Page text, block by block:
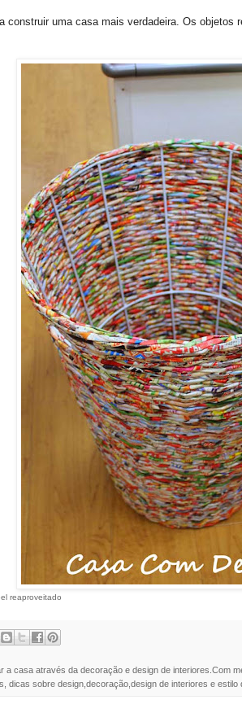
uma casa mais verdadeira. Os
reaproveitado
a casa através da decoração e design de
dicas sobre design,decoração,design de interiores e